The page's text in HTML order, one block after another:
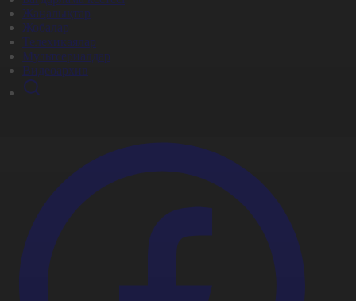
Жаңалықтар
Жобалар
Телехикаялар
Мультсериалдар
Видеоархив